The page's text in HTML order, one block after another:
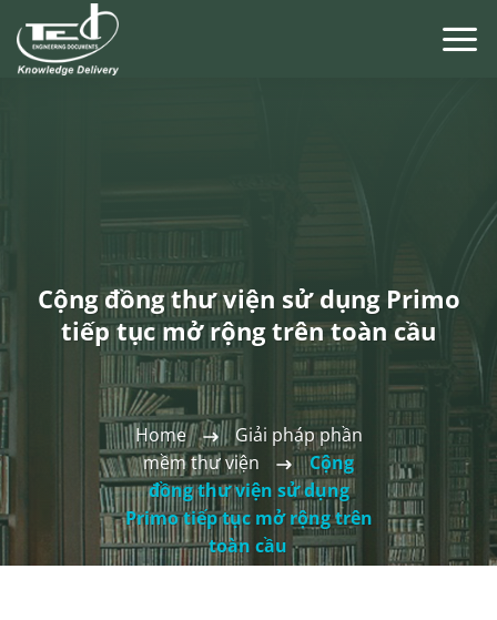
đến
nội
Cộng đồng thư viện sử dụng Primo
tiếp tục mở rộng trên toàn cầu
Home
Giải pháp phần
mềm thư viện
Cộng
đồng thư viện sử dụng
Primo tiếp tục mở rộng trên
toàn cầu